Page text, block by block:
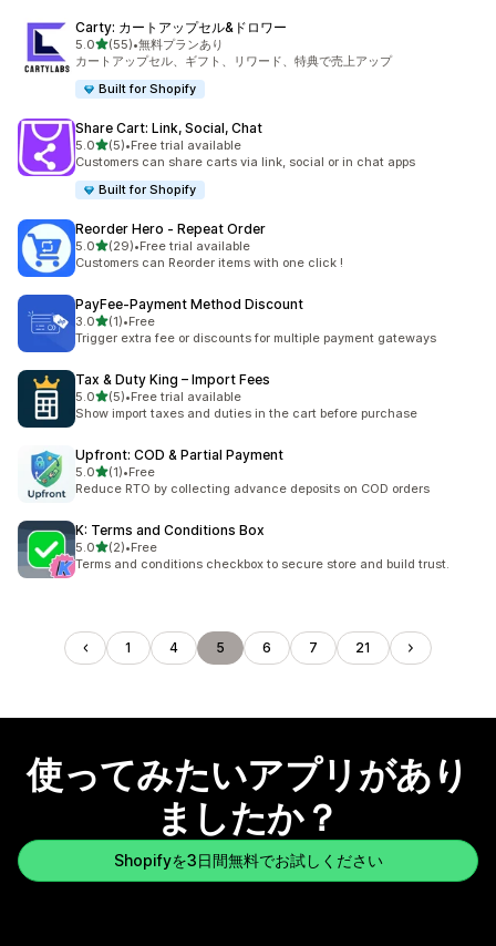
Carty: カートアップセル&ドロワー
5.05つ星中
(55)
合計レビュー数：55件
•無料プランあり
カートアップセル、ギフト、リワード、特典で売上アップ
Built for Shopify
Share Cart: Link, Social, Chat
5.05つ星中
(5)
合計レビュー数：5件
•Free trial available
Customers can share carts via link, social or in chat apps
Built for Shopify
Reorder Hero ‑ Repeat Order
5.05つ星中
(29)
合計レビュー数：29件
•Free trial available
Customers can Reorder items with one click !
PayFee‑Payment Method Discount
3.05つ星中
(1)
合計レビュー数：1件
•Free
Trigger extra fee or discounts for multiple payment gateways
Tax & Duty King – Import Fees
5.05つ星中
(5)
合計レビュー数：5件
•Free trial available
Show import taxes and duties in the cart before purchase
Upfront: COD & Partial Payment
5.05つ星中
(1)
合計レビュー数：1件
•Free
Reduce RTO by collecting advance deposits on COD orders
K: Terms and Conditions Box
5.05つ星中
(2)
合計レビュー数：2件
•Free
Terms and conditions checkbox to secure store and build trust.
1 4 5 6 7 21
使ってみたいアプリがあり
ましたか？
Shopifyを3日間無料でお試しください